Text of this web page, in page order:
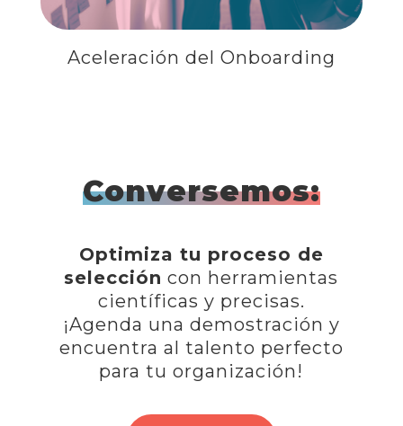
Aceleración del Onboarding
Conversemos:
Optimiza tu proceso de
selección con herramientas
científicas y precisas.
¡Agenda una demostración y
encuentra al talento perfecto
para tu organización!